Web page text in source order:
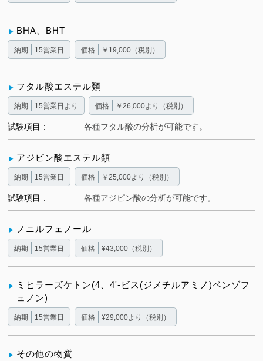
BHA、BHT
納期 15営業日 価格 ￥19,000（税別）
フタル酸エステル類
納期 15営業日より 価格 ￥26,000より（税別）
試験項目 各種フタル酸の分析が可能です。
アジピン酸エステル類
納期 15営業日 価格 ￥25,000より（税別）
試験項目 各種アジピン酸の分析が可能です。
ノニルフェノール
納期 15営業日 価格 ¥43,000（税別）
ミヒラーズケトン(4、4'-ビス(ジメチルアミノ)ベンゾフ
ェノン)
納期 15営業日 価格 ¥29,000より（税別）
その他の物質